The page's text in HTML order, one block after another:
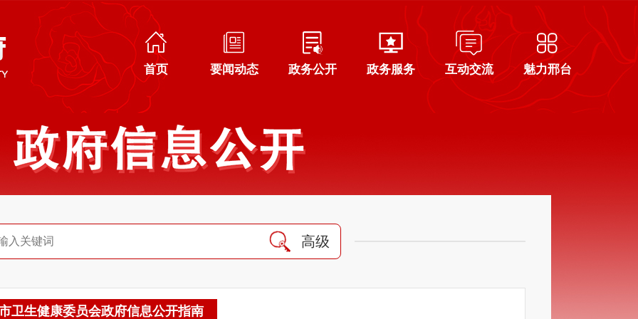
首页 要闻动态 政务公开 政务服务 互动交流 魅力邢台
高级
卫生健康委员会政府信息公开指南